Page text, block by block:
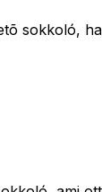
sokkoló,